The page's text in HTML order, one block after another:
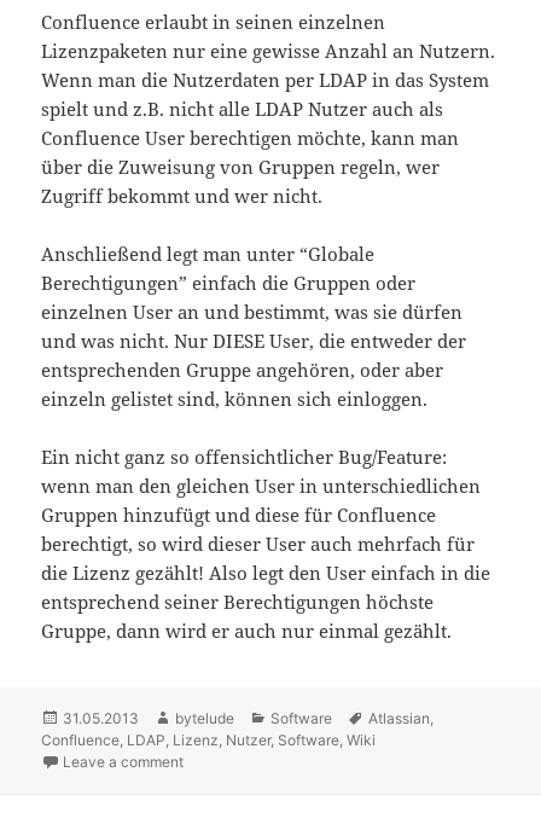
Confluence erlaubt in seinen einzelnen
Lizenzpaketen nur eine gewisse Anzahl an Nutzern.
Wenn man die Nutzerdaten per LDAP in das System
spielt und z.B. nicht alle LDAP Nutzer auch als
Confluence User berechtigen möchte, kann man
über die Zuweisung von Gruppen regeln, wer
Zugriff bekommt und wer nicht.
Anschließend legt man unter “Globale
Berechtigungen” einfach die Gruppen oder
einzelnen User an und bestimmt, was sie dürfen
und was nicht. Nur DIESE User, die entweder der
entsprechenden Gruppe angehören, oder aber
einzeln gelistet sind, können sich einloggen.
Ein nicht ganz so offensichtlicher Bug/Feature:
wenn man den gleichen User in unterschiedlichen
Gruppen hinzufügt und diese für Confluence
berechtigt, so wird dieser User auch mehrfach für
die Lizenz gezählt! Also legt den User einfach in die
entsprechend seiner Berechtigungen höchste
Gruppe, dann wird er auch nur einmal gezählt.
Posted
on
31.05.2013 Author
bytelude Categories
Software Tags
Atlassian
Confluence LDAP Lizenz Nutzer, Software ,Wiki
Leave a comment